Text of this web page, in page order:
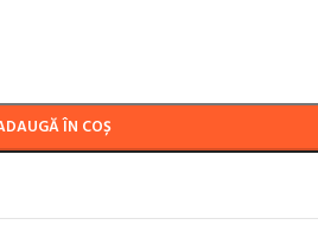
ÎN COȘ